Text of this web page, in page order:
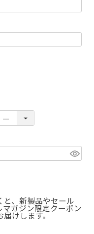
と、新製品やセール
ガジン限定クーポン
届けします。